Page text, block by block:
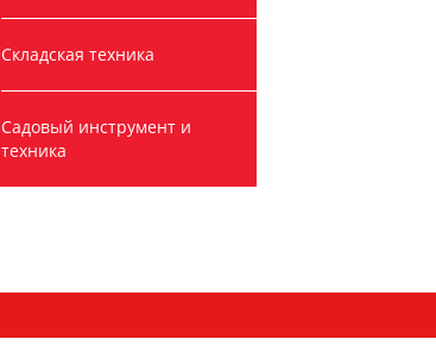
Складская техника
Садовый инструмент и
техника